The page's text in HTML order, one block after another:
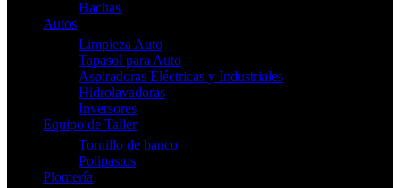
Hachas
Autos
Limpieza Auto
Tapasol para Auto
Aspiradoras Eléctricas y Industriales
Hidrolavadoras
Inversores
Equipo de Taller
Tornillo de banco
Polipastos
Plomería